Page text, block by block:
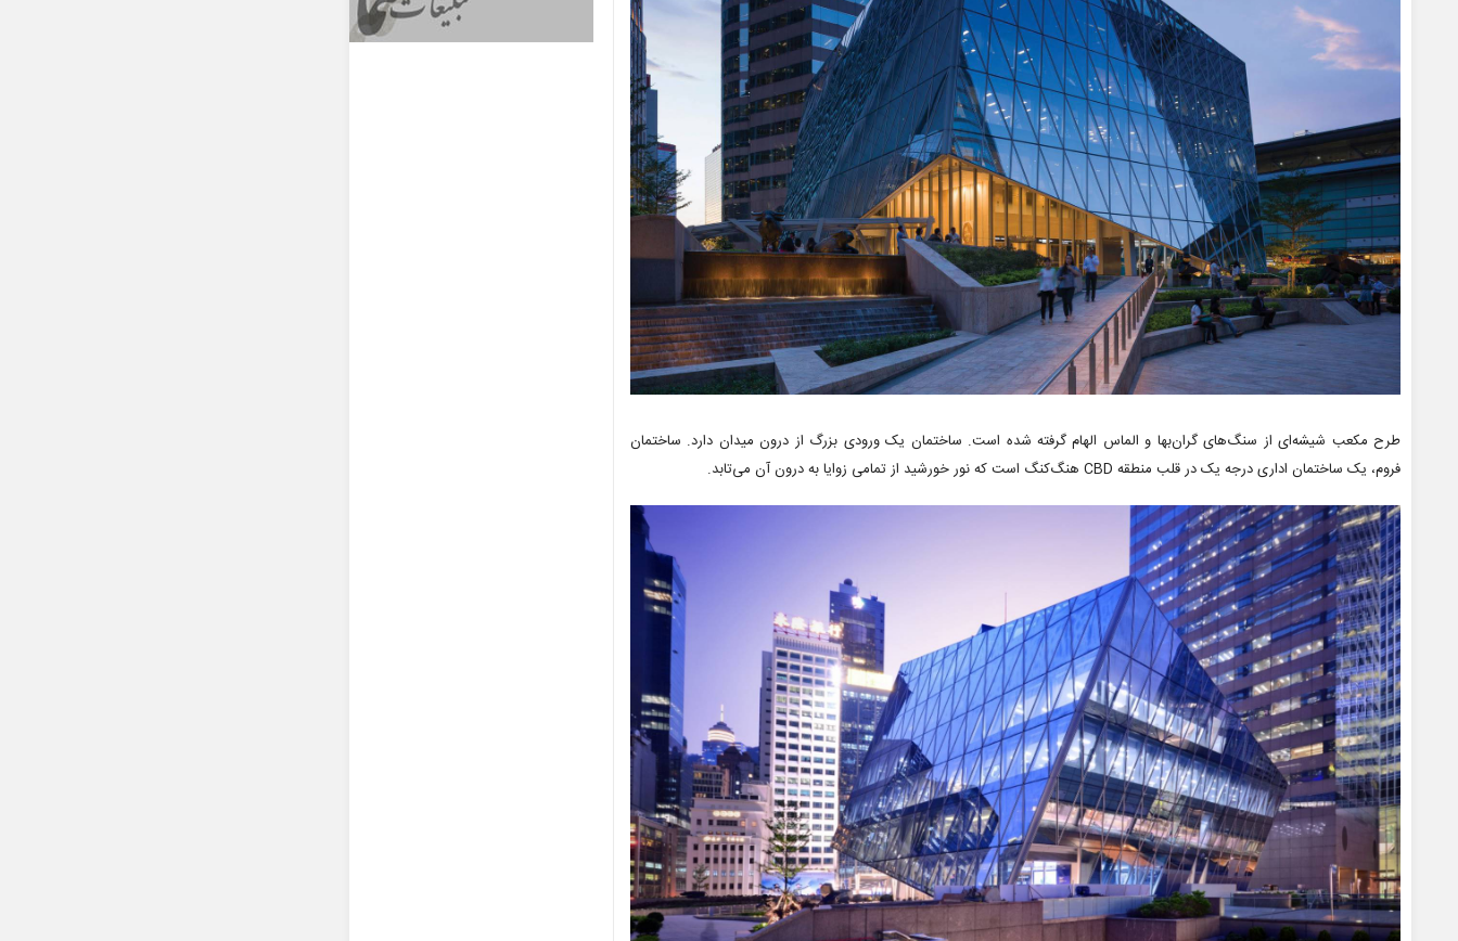
طرح مکعب شیشه‌ای از سنگ‌های گران‌بها و الماس الهام گرفته شده است. ساختمان یک ورودی بزرگ از درون میدان دارد. ساختمان
فروم، یک ساختمان اداری درجه یک در قلب منطقه CBD هنگ‌کنگ است که نور خورشید از تمامی زوایا به درون آن می‌تابد.